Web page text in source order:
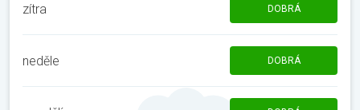
zítra DOBRÁ
neděle DOBRÁ